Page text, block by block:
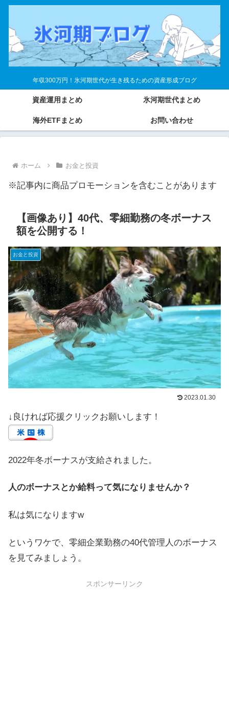
年収300万円！氷河期世代が生き残るための資産形成ブログ
資産運用まとめ 氷河期世代まとめ
海外ETFまとめ お問い合わせ
ホーム お金と投資
※記事内に商品プロモーションを含むことがあります
【画像あり】40代、零細勤務の冬ボーナス
額を公開する！
お金と投資
2023.01.30
↓良ければ応援クリックお願いします！
2022年冬ボーナスが支給されました。
人のボーナスとか給料って気になりませんか？
私は気になりますw
というワケで、零細企業勤務の40代管理人のボーナス
を見てみましょう。
スポンサーリンク